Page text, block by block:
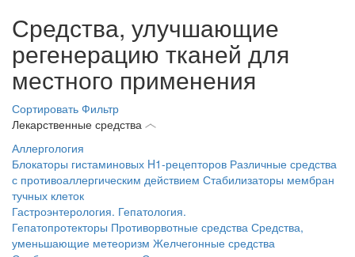
Средства, улучшающие
регенерацию тканей для
местного применения
Сортировать Фильтр
Лекарственные средства
Аллергология
Блокаторы гистаминовых H1-рецепторов Различные средства
с противоаллергическим действием Стабилизаторы мембран
тучных клеток
Гастроэнтерология. Гепатология.
Гепатопротекторы Противорвотные средства Средства,
уменьшающие метеоризм Желчегонные средства